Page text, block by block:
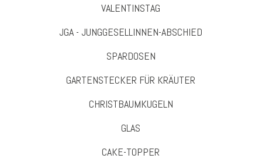
VALENTINSTAG
JGA - JUNGGESELLINNEN-ABSCHIED
SPARDOSEN
GARTENSTECKER FÜR KRÄUTER
CHRISTBAUMKUGELN
GLAS
CAKE-TOPPER